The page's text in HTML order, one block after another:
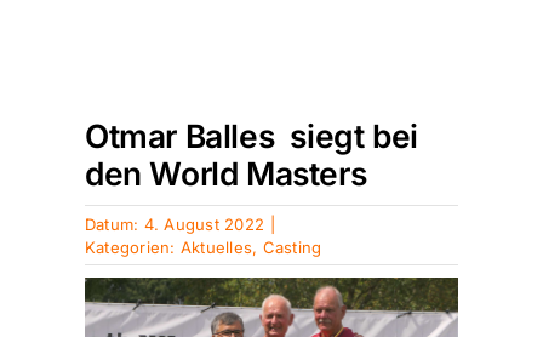
Service
Kontakt
Otmar Balles siegt bei
den World Masters
Datum: 4. August 2022
Kategorien: Aktuelles, Casting